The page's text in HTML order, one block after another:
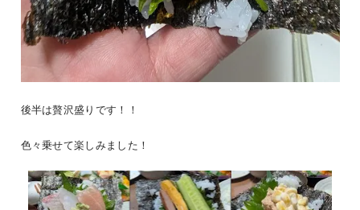
後半は贅沢盛りです！！
色々乗せて楽しみました！